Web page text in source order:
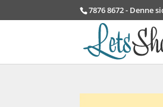
7876 8672 - Denne